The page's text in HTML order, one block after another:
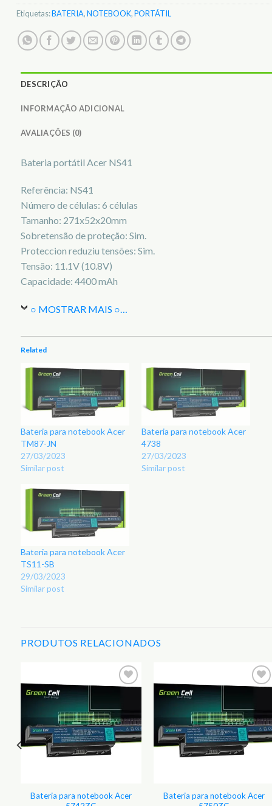
Etiquetas:BATERIA,NOTEBOOK,PORTÁTIL
DESCRIÇÃO
INFORMAÇÃO ADICIONAL
AVALIAÇÕES (0)
Bateria portátil Acer NS41
Referência: NS41
Número de células: 6 células
Tamanho: 271x52x20mm
Sobretensão de proteção: Sim.
Proteccion reduziu tensões: Sim.
Tensão: 11.1V (10.8V)
Capacidade: 4400 mAh
○ MOSTRAR MAIS ○…
Related
Bateria para notebook Acer
TM87-JN
27/03/2023
Similar post
Bateria para notebook Acer
4738
27/03/2023
Similar post
Bateria para notebook Acer
TS11-SB
29/03/2023
Similar post
PRODUTOS RELACIONADOS
Bateria para notebook Acer
Bateria para notebook Acer